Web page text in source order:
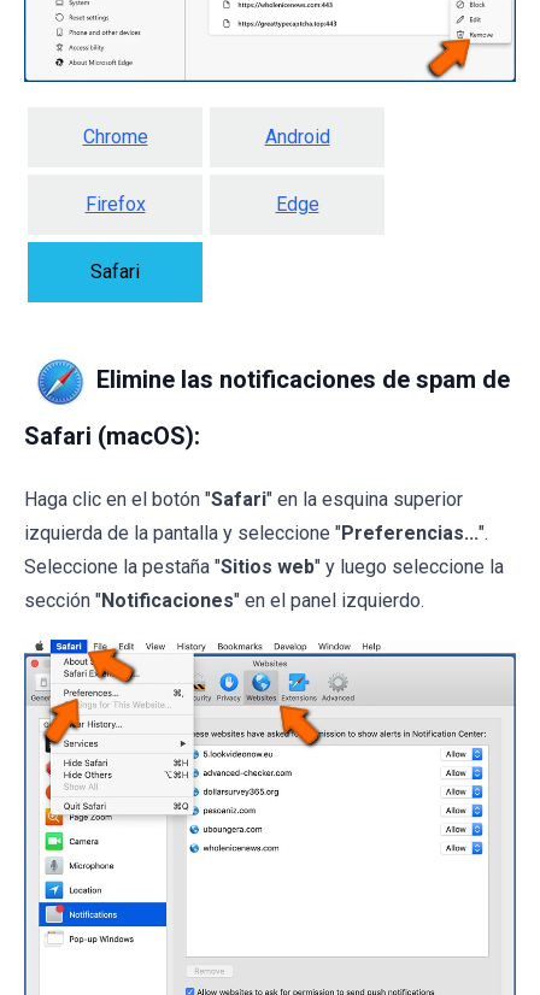
Chrome Android
Firefox Edge
Safari
Elimine las notificaciones de spam de
Safari (macOS):
Haga clic en el botón "Safari" en la esquina superior
izquierda de la pantalla y seleccione "Preferencias...".
Seleccione la pestaña "Sitios web" y luego seleccione la
sección "Notificaciones" en el panel izquierdo.